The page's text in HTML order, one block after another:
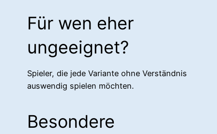
Für wen eher
ungeeignet?
Spieler, die jede Variante ohne Verständnis
auswendig spielen möchten.
Besondere